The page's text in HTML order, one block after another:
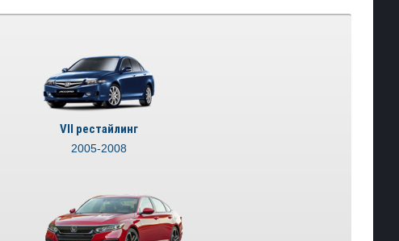
VII рестайлинг
2005-2008